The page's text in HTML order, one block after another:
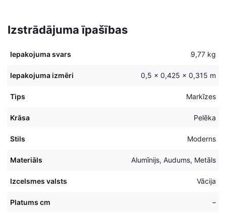
Izstrādājuma īpašības
Iepakojuma svars 9,77 kg
Iepakojuma izmēri 0,5 × 0,425 × 0,315 m
Tips Markīzes
Krāsa Pelēka
Stils Moderns
Materiāls Alumīnijs, Audums, Metāls
Izcelsmes valsts Vācija
Platums cm –